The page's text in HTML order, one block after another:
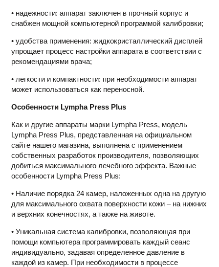
• надежности: аппарат заключен в прочный корпус и
снабжен мощной компьютерной программой калибровки;
• удобства применения: жидкокристаллический дисплей
упрощает процесс настройки аппарата в соответствии с
рекомендациями врача;
• легкости и компактности: при необходимости аппарат
может использоваться как переносной.
Особенности Lympha Press Plus
Как и другие аппараты марки Lympha Press, модель
Lympha Press Plus, представленная на официальном
сайте нашего магазина, выполнена с применением
собственных разработок производителя, позволяющих
добиться максимального лечебного эффекта. Важные
особенности Lympha Press Plus:
• Наличие порядка 24 камер, наложенных одна на другую
для максимального охвата поверхности кожи – на нижних
и верхних конечностях, а также на животе.
• Уникальная система калибровки, позволяющая при
помощи компьютера программировать каждый сеанс
индивидуально, задавая определенное давление в
каждой из камер. При необходимости в процессе